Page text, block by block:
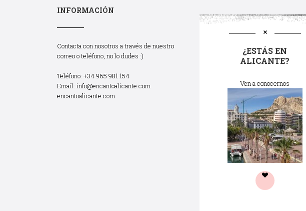
INFORMACIÓN
Contacta con nosotros a través de nuestro
correo o teléfono, no lo dudes :)
Teléfono: +34 965 981 154
Email: info@encantoalicante.com
encantoalicante.com
¿ESTÁS EN
ALICANTE?
Ven a conocernos